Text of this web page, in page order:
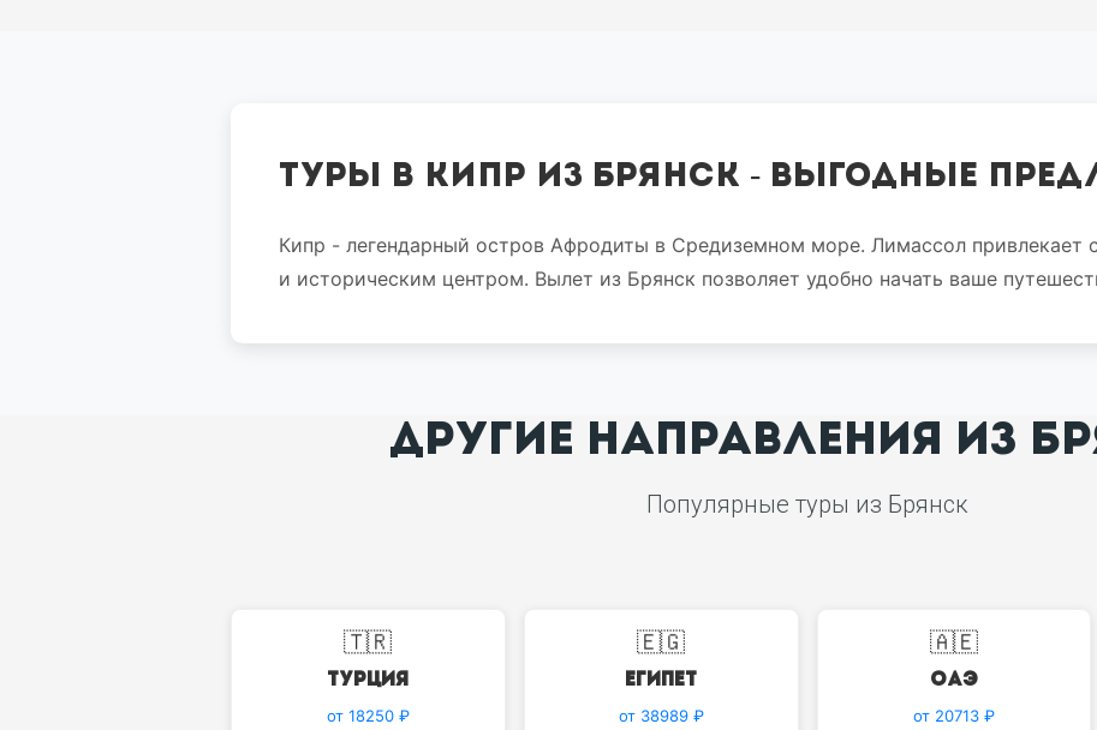
Туры в Кипр из Брянск - выгодные
Кипр - легендарный остров Афродиты в Средиземном море. Лимассол привлекает
и историческим центром. Вылет из Брянск позволяет удобно начать ваше
ДРУГИЕ НАПРАВЛЕНИЯ ИЗ
Популярные туры из Брянск
🇹🇷
Турция
от 18250 ₽
🇪🇬
Египет
от 38989 ₽
🇦🇪
ОАЭ
от 20713 ₽